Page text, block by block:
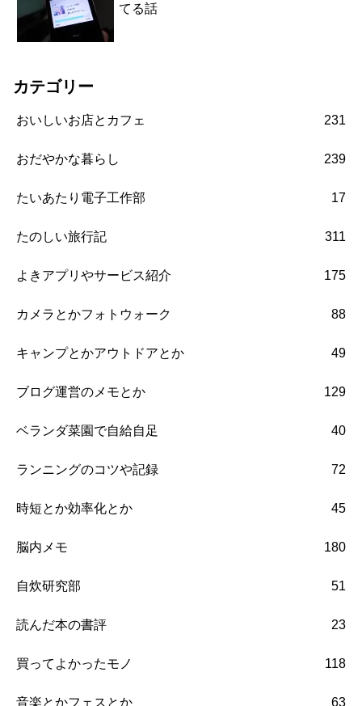
てる話
カテゴリー
おいしいお店とカフェ 231
おだやかな暮らし 239
たいあたり電子工作部 17
たのしい旅行記 311
よきアプリやサービス紹介 175
カメラとかフォトウォーク 88
キャンプとかアウトドアとか 49
ブログ運営のメモとか 129
ベランダ菜園で自給自足 40
ランニングのコツや記録 72
時短とか効率化とか 45
脳内メモ 180
自炊研究部 51
読んだ本の書評 23
買ってよかったモノ 118
音楽とかフェスとか 63